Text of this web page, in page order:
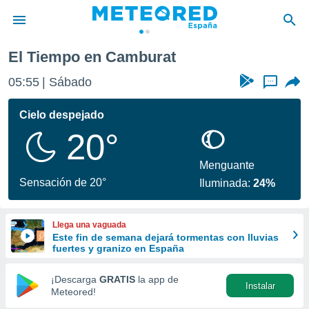
de
por
se
calidad.
a este
las
y
forma
digital
basada
El Tiempo en Camburat
05:55 Sábado ...
Cielo despejado
20°
Sensación de 20°
Menguante
Iluminada:24%
Llega una vaguada
Este fin de semana dejará tormentas con lluvias
fuertes y granizo en España
¡Descarga GRATIS la app de
Meteored!
Instalar